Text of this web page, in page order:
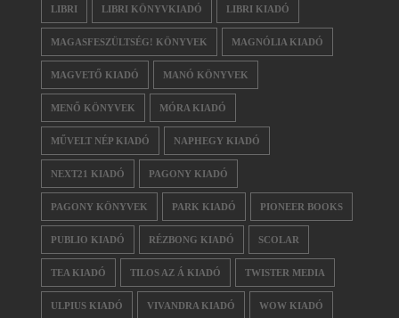
LIBRI LIBRI KÖNYVKIADÓ LIBRI KIADÓ
MAGASFESZÜLTSÉG! KÖNYVEK MAGNÓLIA KIADÓ
MAGVETŐ KIADÓ MANÓ KÖNYVEK
MENŐ KÖNYVEK MÓRA KIADÓ
MŰVELT NÉP KIADÓ NAPHEGY KIADÓ
NEXT21 KIADÓ PAGONY KIADÓ
PAGONY KÖNYVEK PARK KIADÓ PIONEER BOOKS
PUBLIO KIADÓ RÉZBONG KIADÓ SCOLAR
TEA KIADÓ TILOS AZ Á KIADÓ TWISTER MEDIA
ULPIUS KIADÓ VIVANDRA KIADÓ WOW KIADÓ